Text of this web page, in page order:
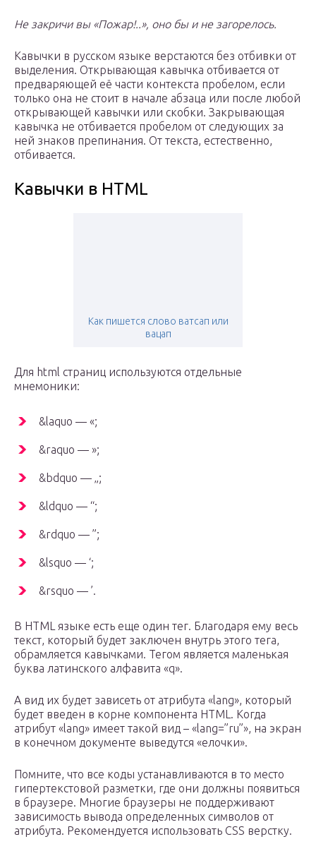
Не закричи вы «Пожар!..», оно бы и не загорелось.
Кавычки в русском языке верстаются без отбивки от
выделения. Открывающая кавычка отбивается от
предваряющей её части контекста пробелом, если
только она не стоит в начале абзаца или после любой
открывающей кавычки или скобки. Закрывающая
кавычка не отбивается пробелом от следующих за
ней знаков препинания. От текста, естественно,
отбивается.
Кавычки в HTML
Как пишется слово ватсап или
вацап
Для html страниц используются отдельные
мнемоники:
&laquo — «;
&raquo — »;
&bdquo — „;
&ldquo — “;
&rdquo — ”;
&lsquo — ‘;
&rsquo — ’.
В HTML языке есть еще один тег. Благодаря ему весь
текст, который будет заключен внутрь этого тега,
обрамляется кавычками. Тегом является маленькая
буква латинского алфавита «q».
А вид их будет зависеть от атрибута «lang», который
будет введен в корне компонента HTML. Когда
атрибут «lang» имеет такой вид – «lang=”ru”», на экран
в конечном документе выведутся «елочки».
Помните, что все коды устанавливаются в то место
гипертекстовой разметки, где они должны появиться
в браузере. Многие браузеры не поддерживают
зависимость вывода определенных символов от
атрибута. Рекомендуется использовать CSS верстку.